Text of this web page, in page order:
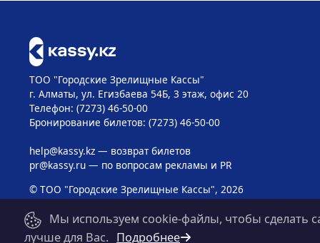
ТОО "Городские Зрелищные Кассы"
г. Алматы, ул. Егизбаева 54Б, 3 этаж, офис 20
Телефон: (7273) 46-50-00
Бронирование билетов: (7273) 46-50-00
help@kassy.kz— возврат билетов
pr@kassy.ru— по вопросам рекламы и PR
© ТОО "Городские Зрелищные Кассы", 2026
Мы используем cookie-файлы, чтобы сделать
лучше для Вас. Подробнее